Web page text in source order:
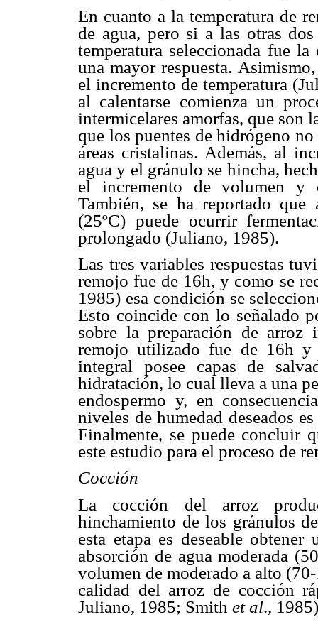
En cuanto a la temperatura de
de agua, pero si a las otras
temperatura seleccionada fue
una mayor respuesta.
el incremento de temperatura
al calentarse comienza un
intermicelares amorfas, que son
que los puentes de hidrógeno
áreas cristalinas. Además, al
agua y el gránulo se hincha,
el incremento de volumen y
También, se ha reportado que
(25ºC) puede ocurrir
prolongado (Juliano, 1985).
Las tres variables respuestas
remojo fue de 16h, y como se
1985) esa condición se
Esto coincide con lo señalado
sobre la preparación de
remojo utilizado fue de 16h
integral posee capas de
hidratación, lo cual lleva a una
endospermo y, en
niveles de humedad deseados
Finalmente, se puede concluir
este estudio para el proceso de
Cocción
La cocción del arroz
hinchamiento de los gránulos
esta etapa es deseable
absorción de agua moderada
volumen de moderado a alto
calidad del arroz de cocción
Juliano, 1985; Smith et al.,